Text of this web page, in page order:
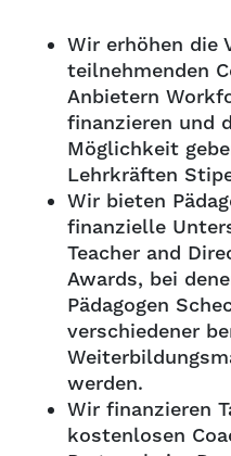
Wir erhöhen die
teilnehmenden
Anbietern
finanzieren und
Möglichkeit
Lehrkräften
Wir bieten
finanzielle
Teacher and
Awards, bei
Pädagogen
verschiedener
werden.
Wir finanzieren
kostenlosen